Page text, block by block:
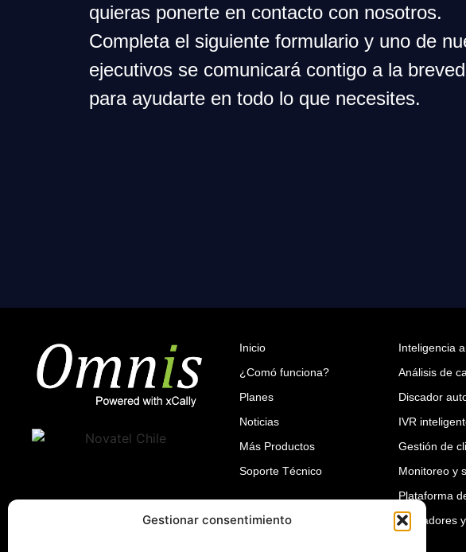
Gestionar consentimiento
quieras ponerte en contacto con nosotros.
Completa el siguiente formulario y uno de
ejecutivos se comunicará contigo a la
para ayudarte en todo lo que necesites.
Inicio
¿Comó funciona?
Planes
Noticias
Más Productos
Soporte Técnico
Inteligencia
Análisis de
Discador
IVR
Gestión de
Monitoreo y
Plataforma
Activadores